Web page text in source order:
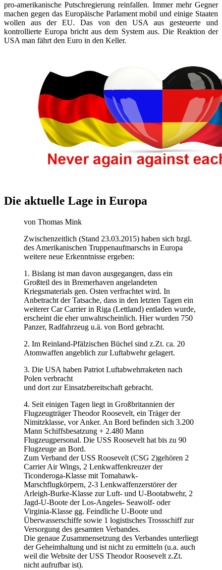
pro-amerikanische Putschregierung reinfallen. Immer mehr Gegner
machen gegen das Europäische Parlament mobil und einige Staaten
wollen aus der EU. Das von den USA aus gesteuerte und
kontrollierte Europa bricht aus dem System aus. Die Reaktion der
USA man fährt den Euro in den Keller.
Die aktuelle Lage in Europa
von Thomas Mink
Zwischenzeitlich (Stand 23.03.2015) haben sich bzgl.
des Amerikanischen Truppenaufmarschs in Europa
weitere neue Erkenntnisse ergeben:
1. Bislang ist man davon ausgegangen, dass ein
Großteil des in Bremerhaven angelandeten
Kriegsmaterials gen. Osten verfrachtet wird. In
Anbetracht der Tatsache, dass in den letzten Tagen ein
weiterer Car Carrier in Riga (Lettland) entladen wurde,
erscheint die eher unwahrscheinlich. Hier wurden 750
Panzer, Radfahrzeug u.ä. von Bord gebracht.
2. Im Reinland-Pfälzischen Büchel sind z.Zt. ca. 20
Atomwaffen angeblich zur Luftabwehr gelagert.
3. Die USA haben Patriot Luftabwehrraketen nach
Polen verbracht
und dort zur Einsatzbereitschaft gebracht.
4. Seit einigen Tagen liegt in Großbritannien der
Flugzeugträger Theodor Roosevelt, ein Träger der
Nimitzklasse, vor Anker. An Bord befinden sich 3.200
Mann Schiffsbesatzung + 2.480 Mann
Flugzeugpersonal. Die USS Roosevelt hat bis zu 90
Flugzeuge an Bord.
Zum Verband der USS Roosevelt (CSG 2)gehören 2
Carrier Air Wings, 2 Lenkwaffenkreuzer der
Ticonderoga-Klasse mit Tomahawk-
Marschflugkörpern, 2-3 Lenkwaffenzerstörer der
Arleigh-Burke-Klasse zur Luft- und U-Bootabwehr, 2
Jagd-U-Boote der Los-Angeles- Seawolf- oder
Virginia-Klasse gg. Feindliche U-Boote und
Überwasserschiffe sowie 1 logistisches Trossschiff zur
Versorgung des gesamten Verbandes.
Die genaue Zusammensetzung des Verbandes unterliegt
der Geheimhaltung und ist nicht zu ermitteln (u.a. auch
weil die Website der USS Theodor Roosevelt z.Zt.
nicht aufrufbar ist).